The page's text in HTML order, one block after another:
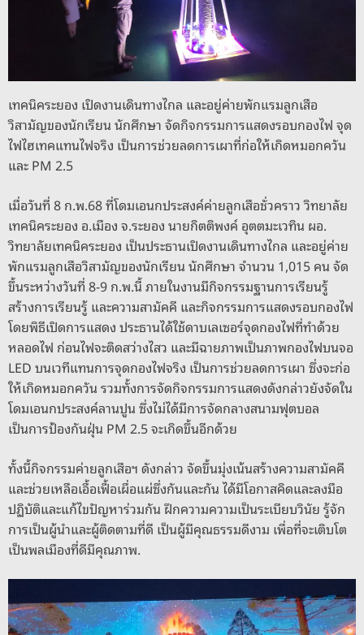
erk
เทคนิคระยอง เปิดงานเดินทางไกล และอยู่ค่ายพักแรมลูกเสือ
วิสามัญของนักเรียน นักศึกษา จัดกิจกรรมการแสดงรอบกองไฟ จุด
ไฟไฮเทคแทนไฟจริง เป็นการช่วยลดการเผาที่ก่อให้เกิดหมอกควัน
และ PM 2.5
เมื่อวันที่ 8 ก.พ.68 ที่โดมเอนกประสงค์ค่ายลูกเสือชั่วคราว วิทยาลัย
เทคนิคระยอง อ.เมือง จ.ระยอง นายกิตติพงค์ อุตตมะเวทิน ผอ.
วิทยาลัยเทคนิคระยอง เป็นประธานเปิดงานเดินทางไกล และอยู่ค่าย
พักแรมลูกเสือวิสามัญของนักเรียน นักศึกษา จำนวน 1,015 คน จัด
ขึ้นระหว่างวันที่ 8-9 ก.พ.นี้ ภายในงานมีกิจกรรมฐานการเรียนรู้
สร้างการเรียนรู้ และความสามัคคี และกิจกรรมการแสดงรอบกองไฟ
โดยพิธีเปิดการแสดง ประธานได้ใช้ดาบเลเซอร์จุดกองไฟที่ทำด้วย
หลอดไฟ ก่อนไฟจะติดสว่างไสว และมีฉายภาพเป็นภาพกองไฟบนจอ
LED บนเวทีแทนการจุดกองไฟจริง เป็นการช่วยลดการเผา ซึ่งจะก่อ
ให้เกิดหมอกควัน รวมทั้งการจัดกิจกรรมการแสดงดังกล่าวยังจัดใน
โดมเอนกประสงค์ลานปูน ซึ่งไม่ได้มีการจัดกลางสนามฟุตบอล
เป็นการป้องกันฝุ่น PM 2.5 จะเกิดขึ้นอีกด้วย
ทั้งนี้กิจกรรมค่ายลูกเสือฯ ดังกล่าว จัดขึ้นมุ่งเน้นสร้างความสามัคคี
และช่วยเหลือเอื้อเฟื้อเผื่อแผ่ซึ่งกันและกัน ได้มีโอกาสคิดและลงมือ
ปฏิบัติและแก้ไขปัญหาร่วมกัน ฝึกความความเป็นระเบียบวินัย รู้จัก
การเป็นผู้นำและผู้ติดตามที่ดี เป็นผู้มีคุณธรรมดีงาม เพื่อที่จะเติบโต
เป็นพลเมืองที่ดีมีคุณภาพ.